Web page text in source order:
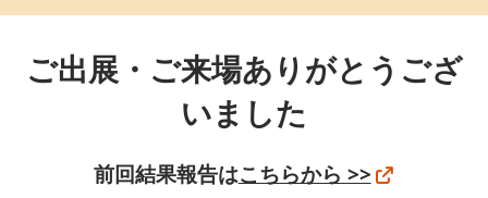
ご出展・ご来場ありがとうござ
いました
前回結果報告はこちらから >>